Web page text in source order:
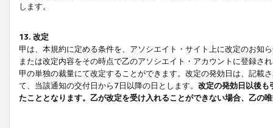
します。
13. 改定
甲は、本規約に定める条件を、アソシエイト・サイト上に改定のお知
または改定内容をその時点で乙のアソシエイト・アカウントに登録さ
甲の単独の裁量にて改定することができます。改定の発効日は、記載
て、当該通知の交付日から7日以降の日とします。 改定の発効日以後も
たこととなります。乙が改定を受け入れることができない場合、乙の